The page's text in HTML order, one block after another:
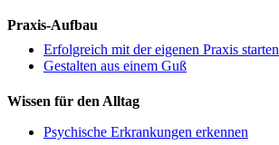
Praxis-Aufbau
Erfolgreich mit der eigenen Praxis starten
Gestalten aus einem Guß
Wissen für den Alltag
Psychische Erkrankungen erkennen